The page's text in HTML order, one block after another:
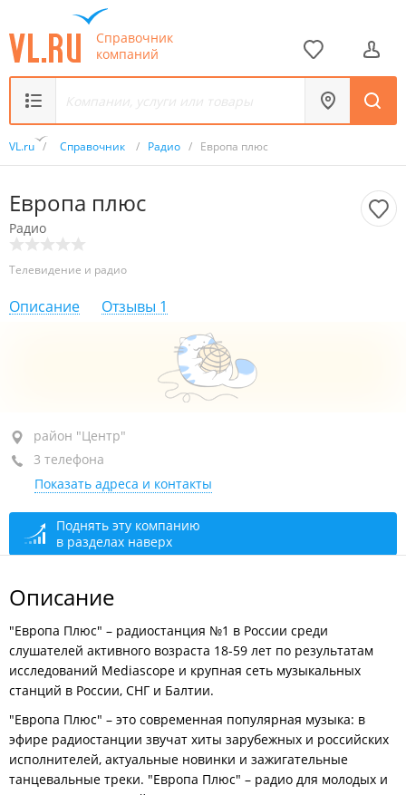
Справочник
компаний
VL.ru / Справочник / Радио / Европа плюс
Европа плюс
Радио
Телевидение и радио
Описание Отзывы 1
район "Центр", ул. Светланская, 59
оф. 3
+7 (423) 242-20-20рекламная служба
+7 (423) 242-20-40бухгалтерия
+7 (423) 243-17-17прямой эфир
район "Центр"
3 телефона
Показать адреса и контакты
Поднять эту компанию
в разделах наверх
Описание
"Европа Плюс" – радиостанция №1 в России среди
слушателей активного возраста 18-59 лет по результатам
исследований Mediascope и крупная сеть музыкальных
станций в России, СНГ и Балтии.
"Европа Плюс" – это современная популярная музыка: в
эфире радиостанции звучат хиты зарубежных и российских
исполнителей, актуальные новинки и зажигательные
танцевальные треки. "Европа Плюс" – радио для молодых и